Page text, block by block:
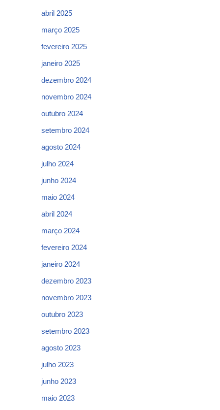
abril 2025
março 2025
fevereiro 2025
janeiro 2025
dezembro 2024
novembro 2024
outubro 2024
setembro 2024
agosto 2024
julho 2024
junho 2024
maio 2024
abril 2024
março 2024
fevereiro 2024
janeiro 2024
dezembro 2023
novembro 2023
outubro 2023
setembro 2023
agosto 2023
julho 2023
junho 2023
maio 2023